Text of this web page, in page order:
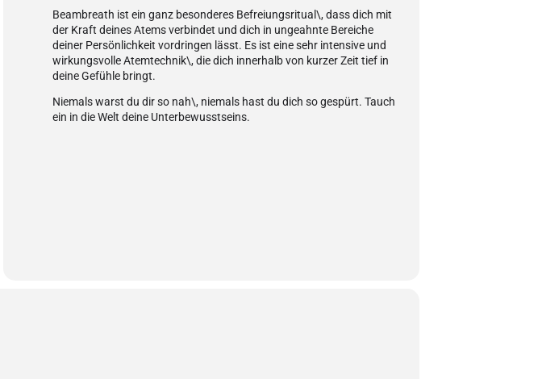
Beambreath ist ein ganz besonderes Befreiungsritual\, dass dich mit
der Kraft deines Atems verbindet und dich in ungeahnte Bereiche
deiner Persönlichkeit vordringen lässt. Es ist eine sehr intensive und
wirkungsvolle Atemtechnik\, die dich innerhalb von kurzer Zeit tief in
deine Gefühle bringt.
Niemals warst du dir so nah\, niemals hast du dich so gespürt. Tauch
ein in die Welt deine Unterbewusstseins.